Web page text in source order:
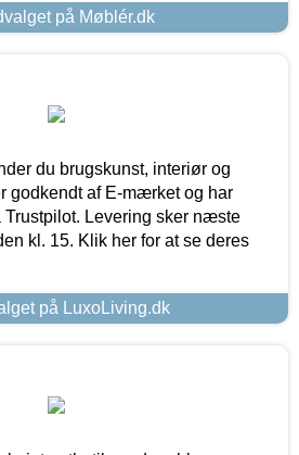
på Møblér.dk
du brugskunst, interiør og
godkendt af E-mærket og har
Trustpilot. Levering sker næste
kl. 15. Klik her for at se deres
på LuxoLiving.dk